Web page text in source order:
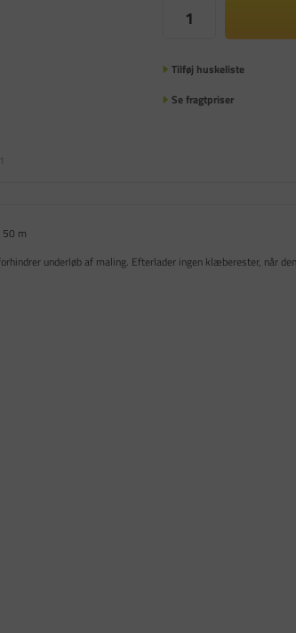
Tilføj huskeliste
Se fragtpriser
50 m
underløb af maling. Efterlader ingen klæberester, når